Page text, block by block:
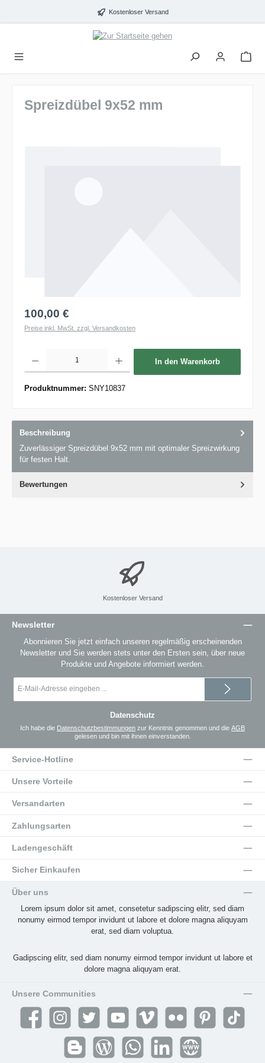
Kostenloser Versand
Spreizdübel 9x52 mm
100,00 €
Preise inkl. MwSt. zzgl. Versandkosten
In den Warenkorb
Produktnummer: SNY10837
Beschreibung
Zuverlässiger Spreizdübel 9x52 mm mit optimaler Spreizwirkung
für festen Halt.
Bewertungen
Kostenloser Versand
Newsletter
Abonnieren Sie jetzt einfach unseren regelmäßig erscheinenden
Newsletter und Sie werden stets unter den Ersten sein, über neue
Produkte und Angebote informiert werden.
Mail-
Datenschutz
Ich habe die Datenschutzbestimmungen zur Kenntnis genommen und die AGB
gelesen und bin mit ihnen einverstanden.
Service-Hotline
Unsere Vorteile
Versandarten
Zahlungsarten
Ladengeschäft
Sicher Einkaufen
Über uns
Lorem ipsum dolor sit amet, consetetur sadipscing elitr, sed diam
nonumy eirmod tempor invidunt ut labore et dolore magna aliquyam
erat, sed diam voluptua.
Gadipscing elitr, sed diam nonumy eirmod tempor invidunt ut labore et
dolore magna aliquyam erat.
Unsere Communities
Facebook Instagram Twitter YouTube Vimeo Flickr Pinterest TikTok
Blogger Blog WhatsApp Website